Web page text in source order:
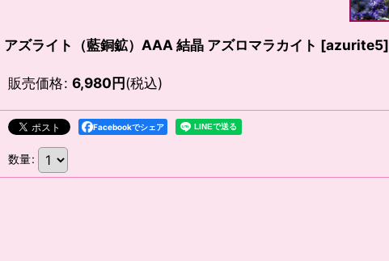
アズライト（藍銅鉱）AAA 結晶 アズロマラカイト [azurite5]
販売価格: 6,980円(税込)
Facebookでシェア
数量: